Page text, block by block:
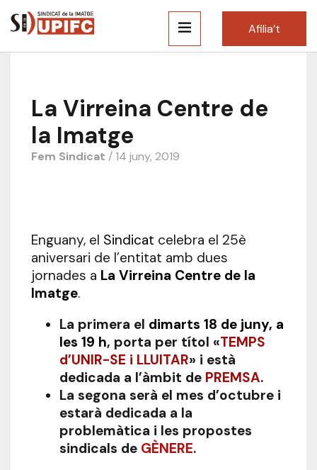
Afilia’t
La Virreina Centre de
la Imatge
Fem Sindicat / 14 juny, 2019
Enguany, el Sindicat celebra el 25è
aniversari de l’entitat amb dues
jornades a La Virreina Centre de la
Imatge.
La primera el dimarts 18 de juny, a
les 19 h, porta per títol «TEMPS
d’UNIR-SE i LLUITAR» i està
dedicada a l’àmbit de PREMSA.
La segona serà el mes d’octubre i
estarà dedicada a la
problemàtica i les propostes
sindicals deGÈNERE.